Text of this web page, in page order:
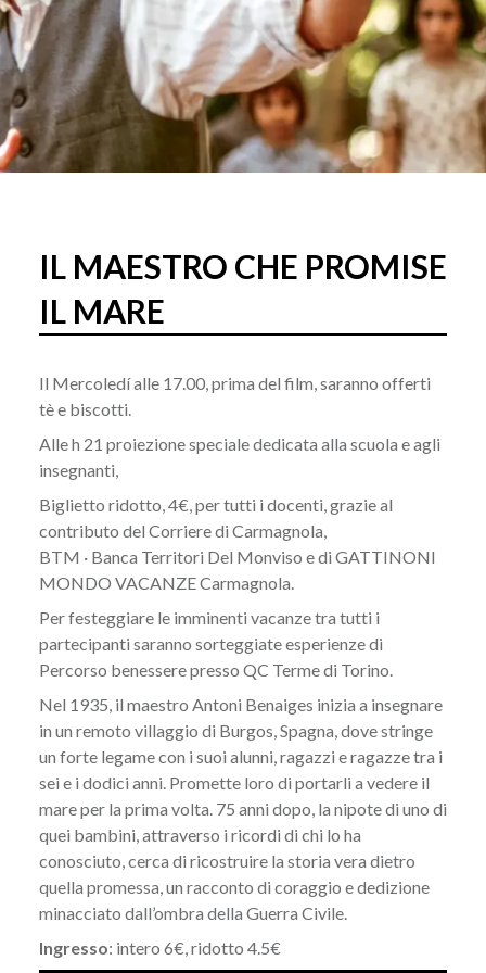
IL MAESTRO CHE PROMISE
IL MARE
Il Mercoledí alle 17.00, prima del film, saranno offerti
tè e biscotti.
Alle h 21 proiezione speciale dedicata alla scuola e agli
insegnanti,
Biglietto ridotto, 4€, per tutti i docenti, grazie al
contributo del Corriere di Carmagnola,
BTM · Banca Territori Del Monviso e di GATTINONI
MONDO VACANZE Carmagnola.
Per festeggiare le imminenti vacanze tra tutti i
partecipanti saranno sorteggiate esperienze di
Percorso benessere presso QC Terme di Torino.
Nel 1935, il maestro Antoni Benaiges inizia a insegnare
in un remoto villaggio di Burgos, Spagna, dove stringe
un forte legame con i suoi alunni, ragazzi e ragazze tra i
sei e i dodici anni. Promette loro di portarli a vedere il
mare per la prima volta. 75 anni dopo, la nipote di uno di
quei bambini, attraverso i ricordi di chi lo ha
conosciuto, cerca di ricostruire la storia vera dietro
quella promessa, un racconto di coraggio e dedizione
minacciato dall’ombra della Guerra Civile.
Ingresso: intero 6€, ridotto 4.5€